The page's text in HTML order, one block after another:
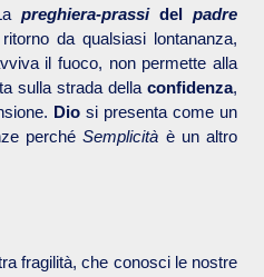
preghiera-prassidel padre
da qualsiasi lontananza,
il fuoco, non permette alla
sulla strada della confidenza,
Dio si presenta come un
perchéSemplicità è un altro
fragilità, che conosci le nostre